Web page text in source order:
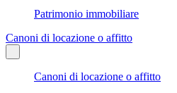
Patrimonio immobiliare
Canoni di locazione o affitto
Canoni di locazione o affitto